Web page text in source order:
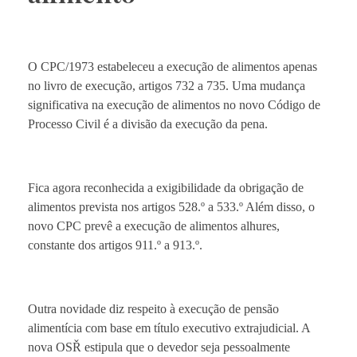
O CPC/1973 estabeleceu a execução de alimentos apenas
no livro de execução, artigos 732 a 735. Uma mudança
significativa na execução de alimentos no novo Código de
Processo Civil é a divisão da execução da pena.
Fica agora reconhecida a exigibilidade da obrigação de
alimentos prevista nos artigos 528.º a 533.º Além disso, o
novo CPC prevê a execução de alimentos alhures,
constante dos artigos 911.º a 913.º.
Outra novidade diz respeito à execução de pensão
alimentícia com base em título executivo extrajudicial. A
nova OSŘ estipula que o devedor seja pessoalmente